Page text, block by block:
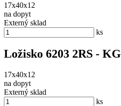
17x40x12
na dopyt
Externý sklad
ks
Ložisko 6203 2RS - KG
17x40x12
na dopyt
Externý sklad
ks